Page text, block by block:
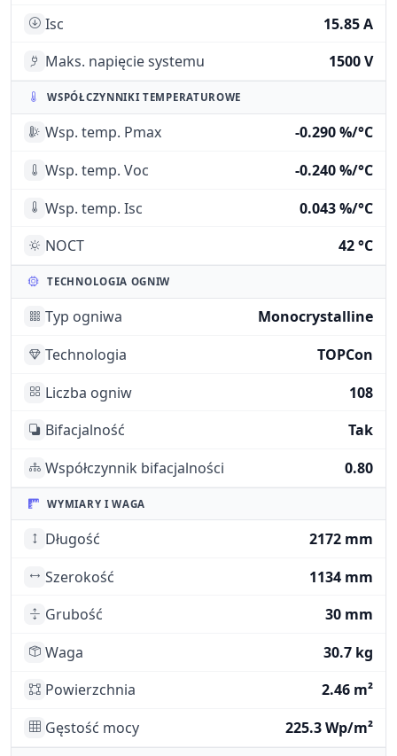
Isc
15.85 A
Maks. napięcie systemu
1500 V
WSPÓŁCZYNNIKI TEMPERATUROWE
Wsp. temp. Pmax
-0.290 %/°C
Wsp. temp. Voc
-0.240 %/°C
Wsp. temp. Isc
0.043 %/°C
NOCT
42 °C
TECHNOLOGIA OGNIW
Typ ogniwa
Monocrystalline
Technologia
TOPCon
Liczba ogniw
108
Bifacjalność
Tak
Współczynnik bifacjalności
0.80
WYMIARY I WAGA
Długość
2172 mm
Szerokość
1134 mm
Grubość
30 mm
Waga
30.7 kg
Powierzchnia
2.46 m²
Gęstość mocy
225.3 Wp/m²